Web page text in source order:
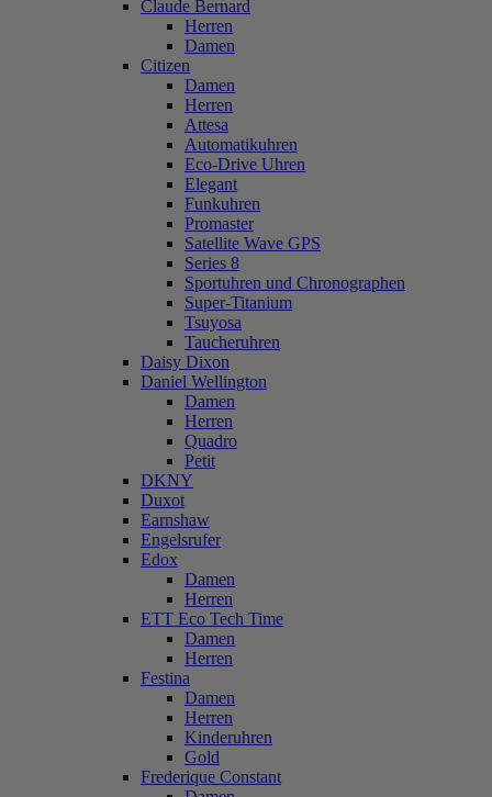
Claude Bernard
Herren
Damen
Citizen
Damen
Herren
Attesa
Automatikuhren
Eco-Drive Uhren
Elegant
Funkuhren
Promaster
Satellite Wave GPS
Series 8
Sportuhren und Chronographen
Super-Titanium
Tsuyosa
Taucheruhren
Daisy Dixon
Daniel Wellington
Damen
Herren
Quadro
Petit
DKNY
Duxot
Earnshaw
Engelsrufer
Edox
Damen
Herren
ETT Eco Tech Time
Damen
Herren
Festina
Damen
Herren
Kinderuhren
Gold
Frederique Constant